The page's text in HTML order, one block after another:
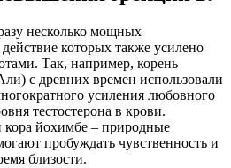
несколько мощных
которых также усилено
Так, например, корень
с древних времен использовали
усиления любовного
тестостерона в крови.
кора йохимбе – природные
пробуждать чувственность и
близости.